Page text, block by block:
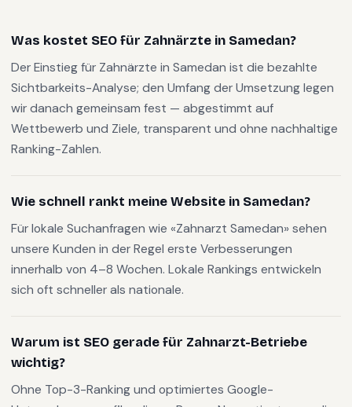
Was kostet SEO für Zahnärzte in Samedan?
Der Einstieg für Zahnärzte in Samedan ist die bezahlte
Sichtbarkeits-Analyse; den Umfang der Umsetzung legen
wir danach gemeinsam fest — abgestimmt auf
Wettbewerb und Ziele, transparent und ohne nachhaltige
Ranking-Zahlen.
Wie schnell rankt meine Website in Samedan?
Für lokale Suchanfragen wie «Zahnarzt Samedan» sehen
unsere Kunden in der Regel erste Verbesserungen
innerhalb von 4–8 Wochen. Lokale Rankings entwickeln
sich oft schneller als nationale.
Warum ist SEO gerade für Zahnarzt-Betriebe
wichtig?
Ohne Top-3-Ranking und optimiertes Google-